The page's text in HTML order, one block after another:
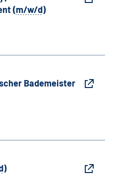
(m/w/d)
Bademeister
)